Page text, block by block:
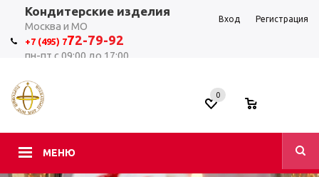
Кондитерские изделия
Москва и МО
+7 (495) 772-79-92
пн-пт с 09:00 до 17:00
Вход Регистрация
МЕНЮ
0